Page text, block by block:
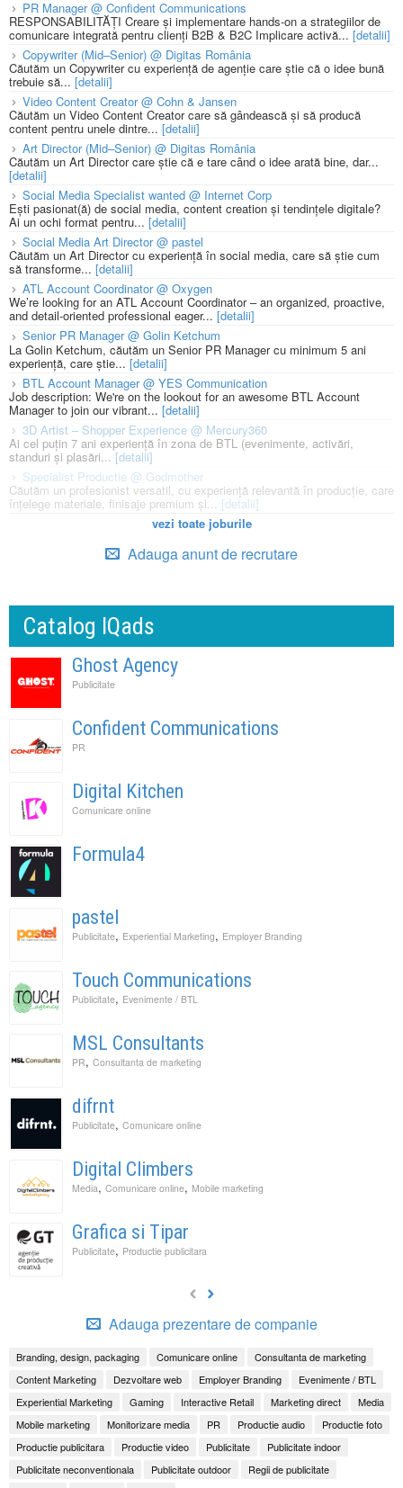
PR Manager @ Confident Communications
RESPONSABILITĂȚI Creare și implementare hands-on a strategiilor de
comunicare integrată pentru clienți B2B & B2C Implicare activă... [detalii]
Copywriter (Mid–Senior) @ Digitas România
Căutăm un Copywriter cu experiență de agenție care știe că o idee bună
trebuie să... [detalii]
Video Content Creator @ Cohn & Jansen
Căutăm un Video Content Creator care să gândească și să producă
content pentru unele dintre... [detalii]
Art Director (Mid–Senior) @ Digitas România
Căutăm un Art Director care știe că e tare când o idee arată bine, dar...
[detalii]
Social Media Specialist wanted @ Internet Corp
Ești pasionat(ă) de social media, content creation și tendințele digitale?
Ai un ochi format pentru... [detalii]
Social Media Art Director @ pastel
Căutăm un Art Director cu experiență în social media, care să știe cum
să transforme... [detalii]
ATL Account Coordinator @ Oxygen
We’re looking for an ATL Account Coordinator – an organized, proactive,
and detail-oriented professional eager... [detalii]
Senior PR Manager @ Golin Ketchum
La Golin Ketchum, căutăm un Senior PR Manager cu minimum 5 ani
experiență, care știe... [detalii]
BTL Account Manager @ YES Communication
Job description: We're on the lookout for an awesome BTL Account
Manager to join our vibrant... [detalii]
3D Artist – Shopper Experience @ Mercury360
Ai cel puțin 7 ani experiență în zona de BTL (evenimente, activări,
standuri și plasări...[detalii]
Specialist Productie @ Godmother
Căutăm un profesionist versatil, cu experiență relevantă în producție, care
înțelege materiale, finisaje premium și... [detalii]
vezi toate joburile
Adauga anunt de recrutare
Catalog IQads
Ghost Agency
Publicitate
Confident Communications
PR
Digital Kitchen
Comunicare online
Formula4
pastel
Publicitate, Experiential Marketing, Employer Branding
Touch Communications
Publicitate, Evenimente / BTL
MSL Consultants
PR, Consultanta de marketing
difrnt
Publicitate, Comunicare online
Digital Climbers
Media, Comunicare online, Mobile marketing
Grafica si Tipar
Publicitate, Productie publicitara
Adauga prezentare de companie
Branding, design, packaging Comunicare online
Consultanta de marketing
Content Marketing
Dezvoltare web Employer Branding
Evenimente / BTL
Experiential Marketing
Gaming Interactive Retail Marketing direct
Media
Mobile marketing
Monitorizare media PR Productie audio
Productie foto
Productie publicitara
Productie video Publicitate
Publicitate indoor
Publicitate neconventionala
Publicitate outdoor
Regii de publicitate